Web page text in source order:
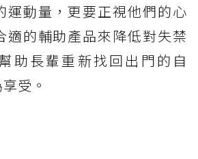
運動量，更要正視他們的心
適的輔助產品來降低對失禁
助長輩重新找回出門的自
受。